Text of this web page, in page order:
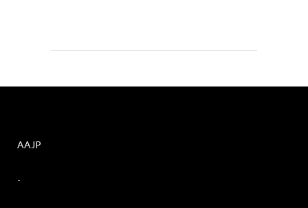
AAJP
-